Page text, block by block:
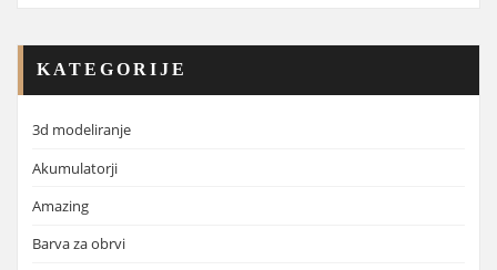
KATEGORIJE
3d modeliranje
Akumulatorji
Amazing
Barva za obrvi